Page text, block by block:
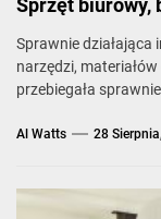
Sprzęt biurowy,
Sprawnie
narzędzi,
przebiegała
Al Watts 28